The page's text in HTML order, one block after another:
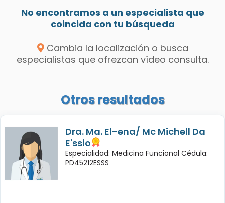
No encontramos a un especialista que
coincida con tu búsqueda
Cambia la localización o busca
especialistas que ofrezcan vídeo consulta.
Otros resultados
Dra. Ma. El-ena/ Mc Michell Da
E'ssio
Especialidad: Medicina Funcional Cédula:
PD45212ESSS